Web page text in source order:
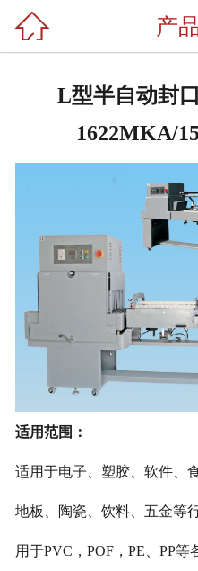
 产
L型半自动封
1622MKA/
适用范围：
适用于电子、塑胶、软件、
地板、陶瓷、饮料、五金等
用于PVC，POF，PE、PP等